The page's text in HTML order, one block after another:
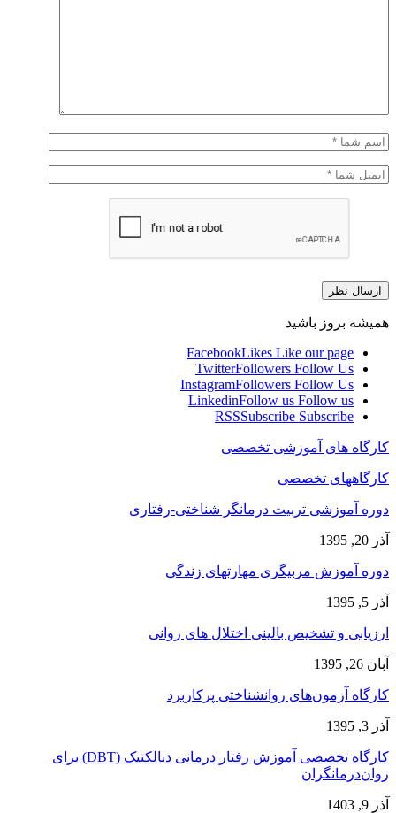
همیشه بروز باشید
FacebookLikes Like our page
TwitterFollowers Follow Us
InstagramFollowers Follow Us
LinkedinFollow us Follow us
RSSSubscribe Subscribe
کارگاه های آموزشی تخصصی
کارگاههای تخصصی
دوره آموزشی تربیت درمانگر شناختی-رفتاری
آذر 20, 1395
دوره آموزش مربیگری مهارتهای زندگی
آذر 5, 1395
ارزیابی و تشخیص بالینی اختلال های روانی
آبان 26, 1395
کارگاه آزمون‌های روانشناختی پرکاربرد
آذر 3, 1395
کارگاه تخصصی آموزش رفتار درمانی دیالکتیک (DBT) برای
روان‌درمانگران
آذر 9, 1403